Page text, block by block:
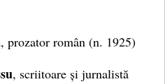
, prozator român (n. 1925)
, scriitoare și jurnalistă